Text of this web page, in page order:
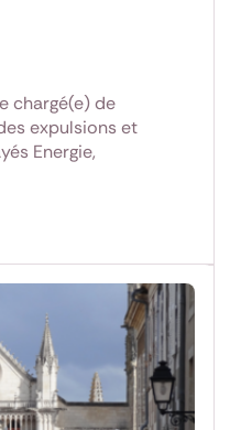
chargé(e) de
expulsions et
Energie,